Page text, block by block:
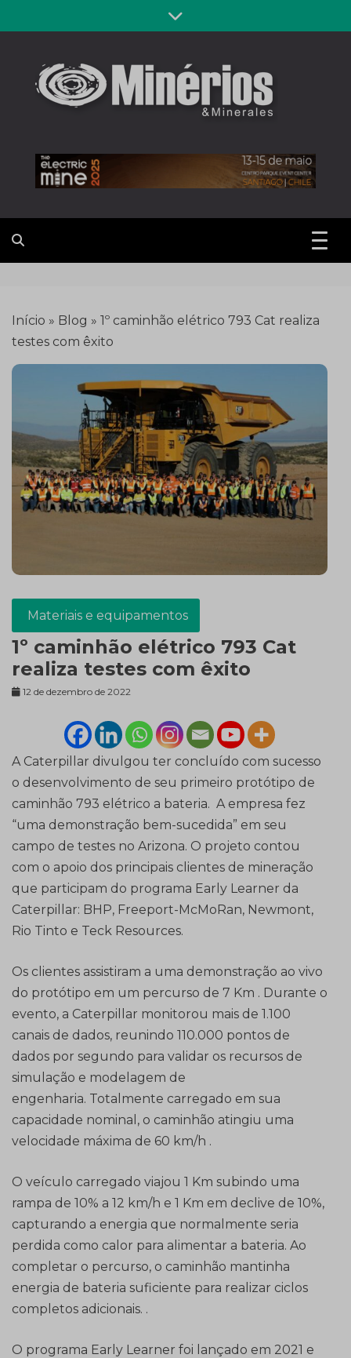
to
Revista
Minérios &
Minerales
Início » Blog » 1º caminhão elétrico 793 Cat realiza
testes com êxito
Materiais e equipamentos
1º caminhão elétrico 793 Cat
realiza testes com êxito
12 de dezembro de 2022
A Caterpillar divulgou ter concluído com sucesso
o desenvolvimento de seu primeiro protótipo de
caminhão 793 elétrico a bateria. A empresa fez
“uma demonstração bem-sucedida” em seu
campo de testes no Arizona. O projeto contou
com o apoio dos principais clientes de mineração
que participam do programa Early Learner da
Caterpillar: BHP, Freeport-McMoRan, Newmont,
Rio Tinto e Teck Resources.
Os clientes assistiram a uma demonstração ao vivo
do protótipo em um percurso de 7 Km . Durante o
evento, a Caterpillar monitorou mais de 1.100
canais de dados, reunindo 110.000 pontos de
dados por segundo para validar os recursos de
simulação e modelagem de
engenharia. Totalmente carregado em sua
capacidade nominal, o caminhão atingiu uma
velocidade máxima de 60 km/h .
O veículo carregado viajou 1 Km subindo uma
rampa de 10% a 12 km/h e 1 Km em declive de 10%,
capturando a energia que normalmente seria
perdida como calor para alimentar a bateria. Ao
completar o percurso, o caminhão mantinha
energia de bateria suficiente para realizar ciclos
completos adicionais. .
O programa Early Learner foi lançado em 2021 e